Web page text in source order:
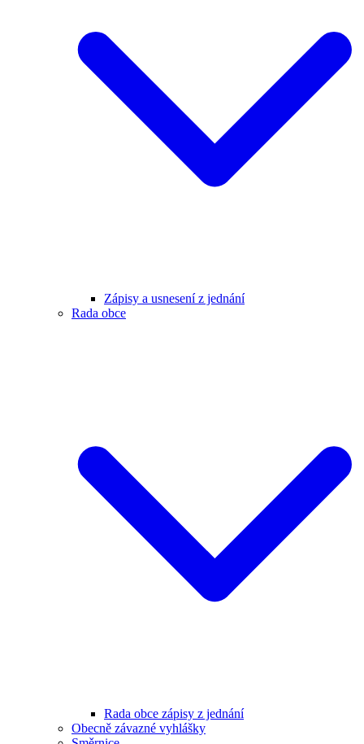
Zápisy a usnesení z jednání
Rada obce
Rada obce zápisy z jednání
Obecně závazné vyhlášky